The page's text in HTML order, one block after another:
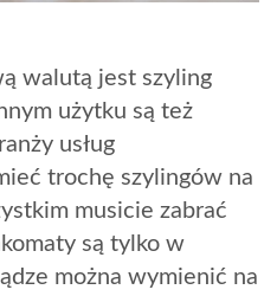
walutą jest szyling
użytku są też
usług
trochę szylingów na
musicie zabrać
są tylko w
można wymienić na